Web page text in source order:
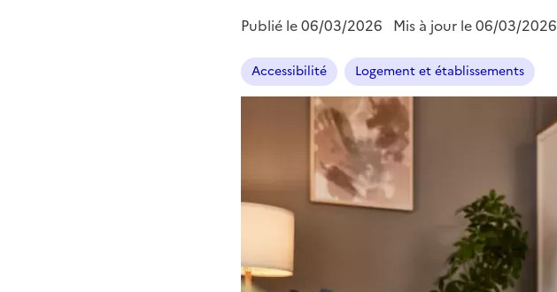
Publié le06/03/2026 Mis à jour le 06/03/2026
Accessibilité Logement et établissements